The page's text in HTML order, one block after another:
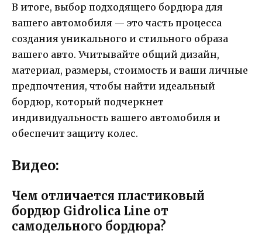
В итоге, выбор подходящего бордюра для
вашего автомобиля — это часть процесса
создания уникального и стильного образа
вашего авто. Учитывайте общий дизайн,
материал, размеры, стоимость и ваши личные
предпочтения, чтобы найти идеальный
бордюр, который подчеркнет
индивидуальность вашего автомобиля и
обеспечит защиту колес.
Видео:
Чем отличается пластиковый
бордюр Gidrolica Line от
самодельного бордюра?